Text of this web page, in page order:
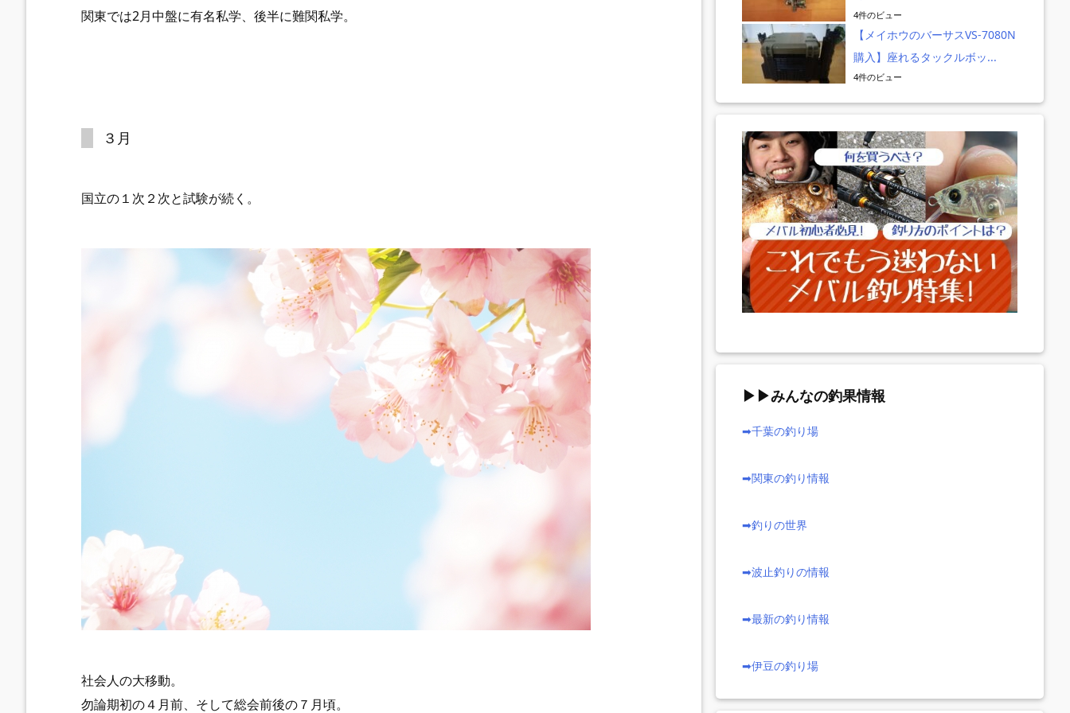
関東では2月中盤に有名私学、後半に難関私学。
３月
国立の１次２次と試験が続く。
社会人の大移動。
勿論期初の４月前、そして総会前後の７月頃。
4件のビュー
【メイホウのバーサスVS-7080N
購入】座れるタックルボッ...
4件のビュー
▶▶みんなの釣果情報
➡千葉の釣り場
➡関東の釣り情報
➡釣りの世界
➡波止釣りの情報
➡最新の釣り情報
➡伊豆の釣り場